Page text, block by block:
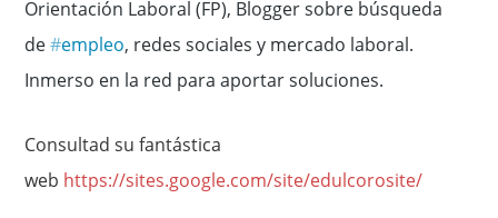
Orientación Laboral (FP), Blogger sobre búsqueda
de#empleo, redes sociales y mercado laboral.
Inmerso en la red para aportar soluciones.
Consultad su fantástica
web https://sites.google.com/site/edulcorosite/